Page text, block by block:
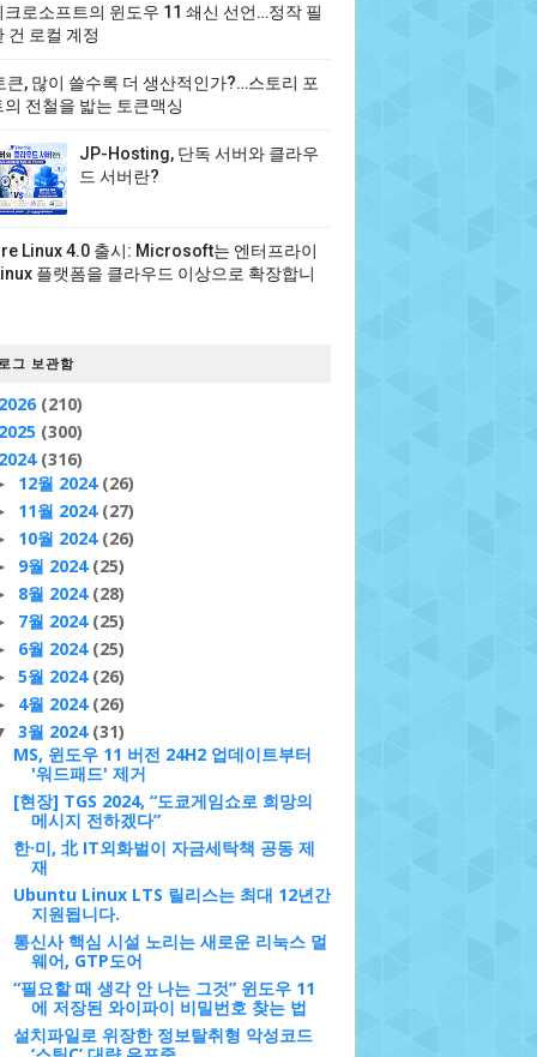
크로소프트의 윈도우 11 쇄신 선언…정작 필
건 로컬 계정
큰, 많이 쓸수록 더 생산적인가?…스토리 포
의 전철을 밟는 토큰맥싱
JP-Hosting, 단독 서버와 클라우
드 서버란?
Linux 4.0 출시: Microsoft는 엔터프라이
플랫폼을 클라우드 이상으로 확장합니
그 보관함
(210)
(300)
(316)
12월 2024 (26)
11월 2024 (27)
10월 2024 (26)
9월 2024 (25)
8월 2024 (28)
7월 2024 (25)
6월 2024 (25)
5월 2024 (26)
4월 2024 (26)
3월 2024 (31)
MS, 윈도우 11 버전 24H2 업데이트부터
'워드패드' 제거
[현장] TGS 2024, “도쿄게임쇼로 희망의
메시지 전하겠다”
한·미, 北 IT외화벌이 자금세탁책 공동 제
재
Ubuntu Linux LTS 릴리스는 최대 12년간
지원됩니다.
통신사 핵심 시설 노리는 새로운 리눅스 멀
웨어, GTP도어
“필요할 때 생각 안 나는 그것” 윈도우 11
에 저장된 와이파이 비밀번호 찾는 법
설치파일로 위장한 정보탈취형 악성코드